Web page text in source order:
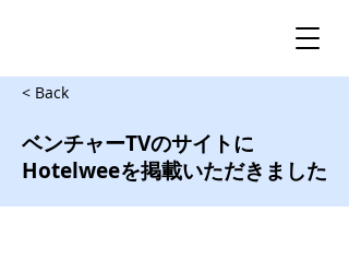
< Back
ベンチャーTVのサイトに
Hotelweeを掲載いただきました